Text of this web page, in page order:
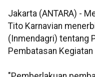
Jakarta (ANTARA) -
Tito Karnavian
(Inmendagri) tentang
Pembatasan